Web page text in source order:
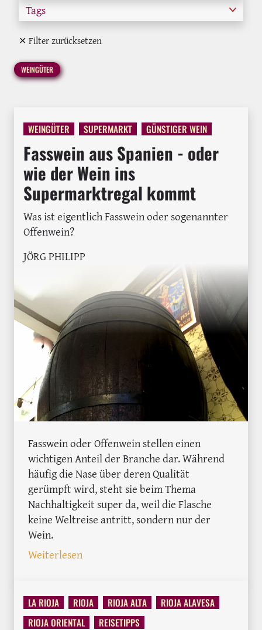
Tags
✕ Filter zurücksetzen
WEINGÜTER
WEINGÜTER SUPERMARKT GÜNSTIGER WEIN
Fasswein aus Spanien - oder
wie der Wein ins
Supermarktregal kommt
Was ist eigentlich Fasswein oder sogenannter
Offenwein?
JÖRG PHILIPP
Fasswein oder Offenwein stellen einen
wichtigen Anteil der Branche dar. Während
häufig die Nase über deren Qualität
gerümpft wird, steht sie beim Thema
Nachhaltigkeit super da, weil die Flasche
keine Weltreise antritt, sondern nur der
Wein.
Weiterlesen: Fasswein aus Spanien - oder wie der
LA RIOJA RIOJA RIOJA ALTA
RIOJA ALAVESA
RIOJA ORIENTAL
REISETIPPS